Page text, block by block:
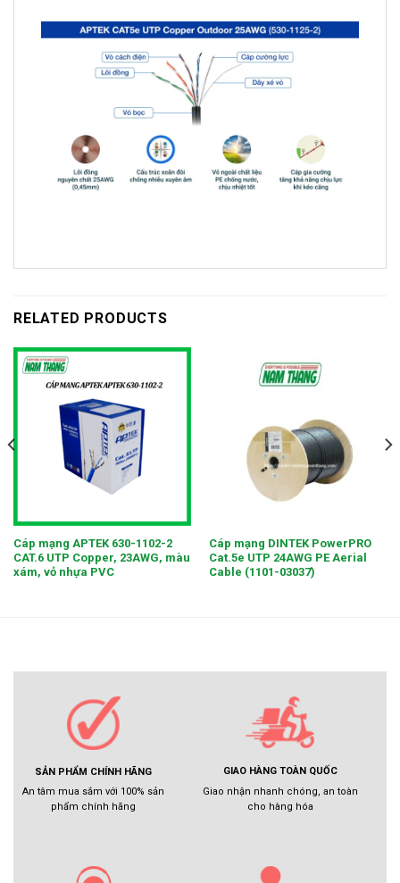
RELATED PRODUCTS
Cáp mạng APTEK 630-1102-2
CAT.6 UTP Copper, 23AWG, màu
xám, vỏ nhựa PVC
Cáp mạng DINTEK PowerPRO
Cat.5e UTP 24AWG PE Aerial
Cable (1101-03037)
SẢN PHẨM CHÍNH HÃNG
An tâm mua sắm với 100% sản
phẩm chính hãng
GIAO HÀNG TOÀN QUỐC
Giao nhận nhanh chóng, an toàn
cho hàng hóa